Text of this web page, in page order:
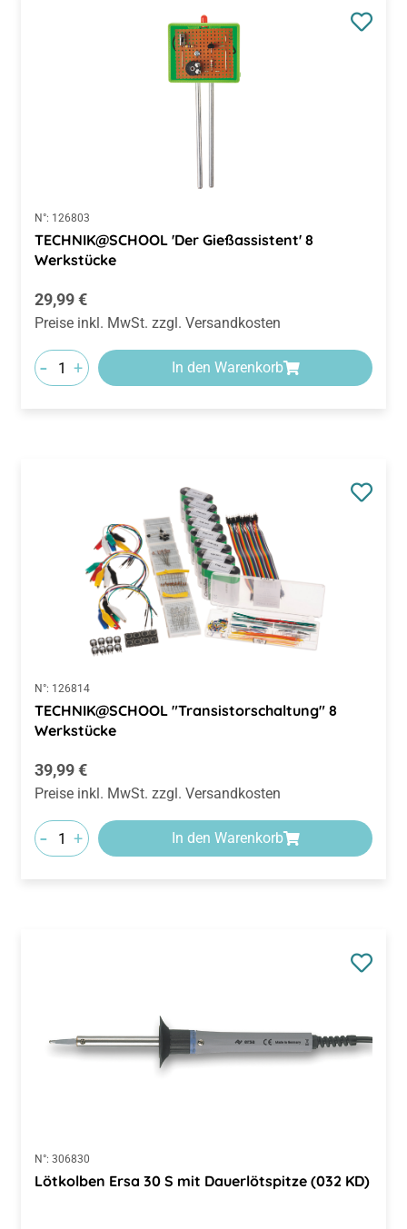
N°: 126803
TECHNIK@SCHOOL 'Der Gießassistent' 8
Werkstücke
Regulärer Preis:
29,99 €
Preise inkl. MwSt. zzgl. Versandkosten
- + In den Warenkorb
N°: 126814
TECHNIK@SCHOOL "Transistorschaltung" 8
Werkstücke
Regulärer Preis:
39,99 €
Preise inkl. MwSt. zzgl. Versandkosten
- + In den Warenkorb
N°: 306830
Lötkolben Ersa 30 S mit Dauerlötspitze (032 KD)